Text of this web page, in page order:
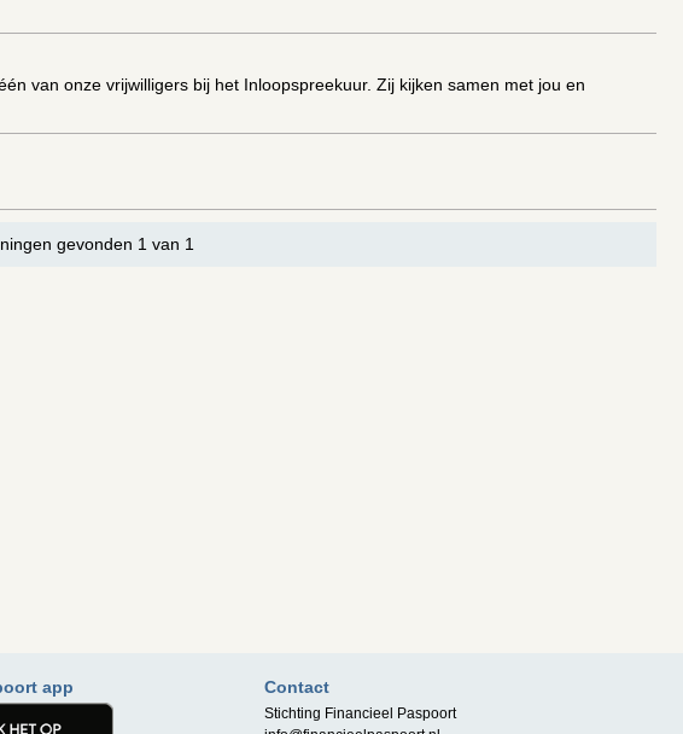
van onze vrijwilligers bij het Inloopspreekuur. Zij kijken samen met jou en
gevonden 1 van 1
app Contact
Stichting Financieel Paspoort